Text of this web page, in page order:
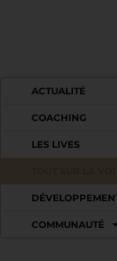
ACTUALITÉ
COACHING
LES LIVES
COMMUNAUTÉ